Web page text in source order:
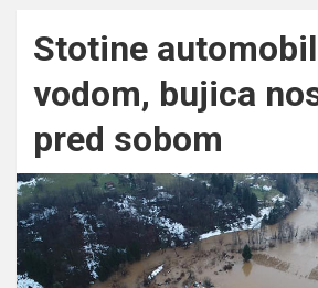
Stotine
vodom, bujica
pred sobom